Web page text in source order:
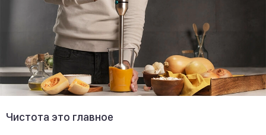
Чистота это главное